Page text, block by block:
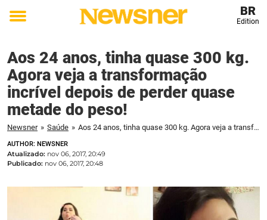
Toggle
BR
Edition
Aos 24 anos, tinha quase 300 kg.
Agora veja a transformação
incrível depois de perder quase
metade do peso!
Newsner » Saúde » Aos 24 anos, tinha quase 300 kg. Agora veja a transformação incrível depois de perder quase metade do peso!
AUTHOR: NEWSNER
Atualizado: nov 06, 2017, 20:49
Publicado: nov 06, 2017, 20:48